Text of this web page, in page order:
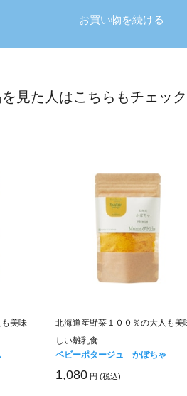
お買い物を続ける
見た人はこちらもチェッ
美味
北海道産野菜１００％の大人も美
しい離乳食
ベビーポタージュ かぼちゃ
1,080 円 (税込)